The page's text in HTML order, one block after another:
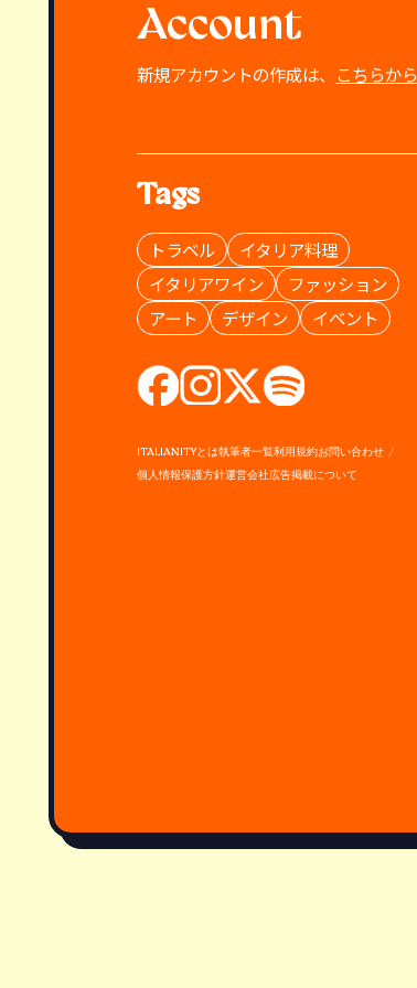
Account
新規アカウントの作成は、 こちらから
Tags
トラベル
イタリア料理
イタリアワイン
ファッション
アート
デザイン イベント
ITALIANITYとは執筆者一覧利用規約お問い合わせ
個人情報保護方針運営会社広告掲載について